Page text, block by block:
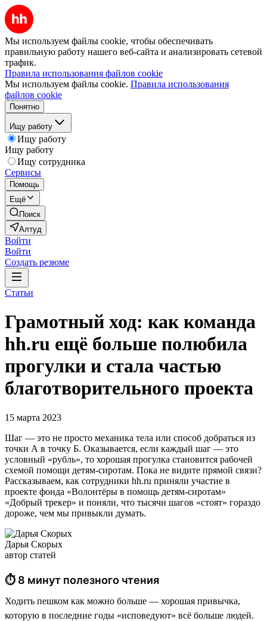
Мы используем файлы cookie, чтобы обеспечивать
правильную работу нашего веб-сайта и анализировать сетевой
трафик.
Правила использования файлов cookie
Мы используем файлы cookie. Правила использования
файлов cookie
Понятно
Ищу работу
Ищу работу
Ищу работу
Ищу сотрудника
Сервисы
Помощь
Ещё
Поиск
Алтуд
Войти
Войти
Создать резюме
Статьи
Грамотный ход: как команда
hh.ru ещё больше полюбила
прогулки и стала частью
благотворительного проекта
15 марта 2023
Шаг — это не просто механика тела или способ добраться из
точки А в точку Б. Оказывается, если каждый шаг — это
условный «рубль», то хорошая прогулка становится рабочей
схемой помощи детям-сиротам. Пока не видите прямой связи?
Рассказываем, как сотрудники hh.ru приняли участие в
проекте фонда «Волонтёры в помощь детям-сиротам»
«Добрый трекер» и поняли, что тысячи шагов «стоят» гораздо
дороже, чем мы привыкли думать.
Дарья Скорых
автор статей
⏱ 8 минут полезного чтения
Ходить пешком как можно больше — хорошая привычка,
которую в последние годы «исповедуют» всё больше людей.